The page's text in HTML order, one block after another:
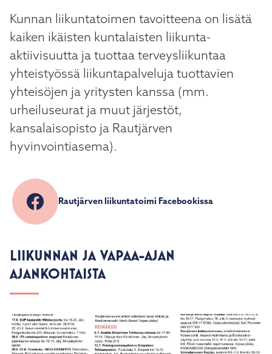
ja
pyyhkäisyliikkeitä.
Kunnan liikuntatoimen tavoitteena on lisätä
kaiken ikäisten kuntalaisten liikunta-
aktiivisuutta ja tuottaa terveysliikuntaa
yhteistyössä liikuntapalveluja tuottavien
yhteisöjen ja yritysten kanssa (mm.
urheiluseurat ja muut järjestöt,
kansalaisopisto ja Rautjärven
hyvinvointiasema).
Rautjärven liikuntatoimi Facebookissa
LIIKUNNAN JA VAPAA-AJAN
AJANKOHTAISTA